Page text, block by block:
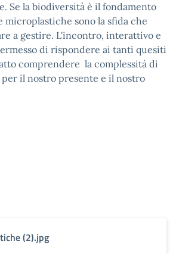
Se la biodiversità è il fondamento
microplastiche sono la sfida che
a gestire. L'incontro, interattivo e
di rispondere ai tanti quesiti
comprendere la complessità di
il nostro presente e il nostro
(2).jpg